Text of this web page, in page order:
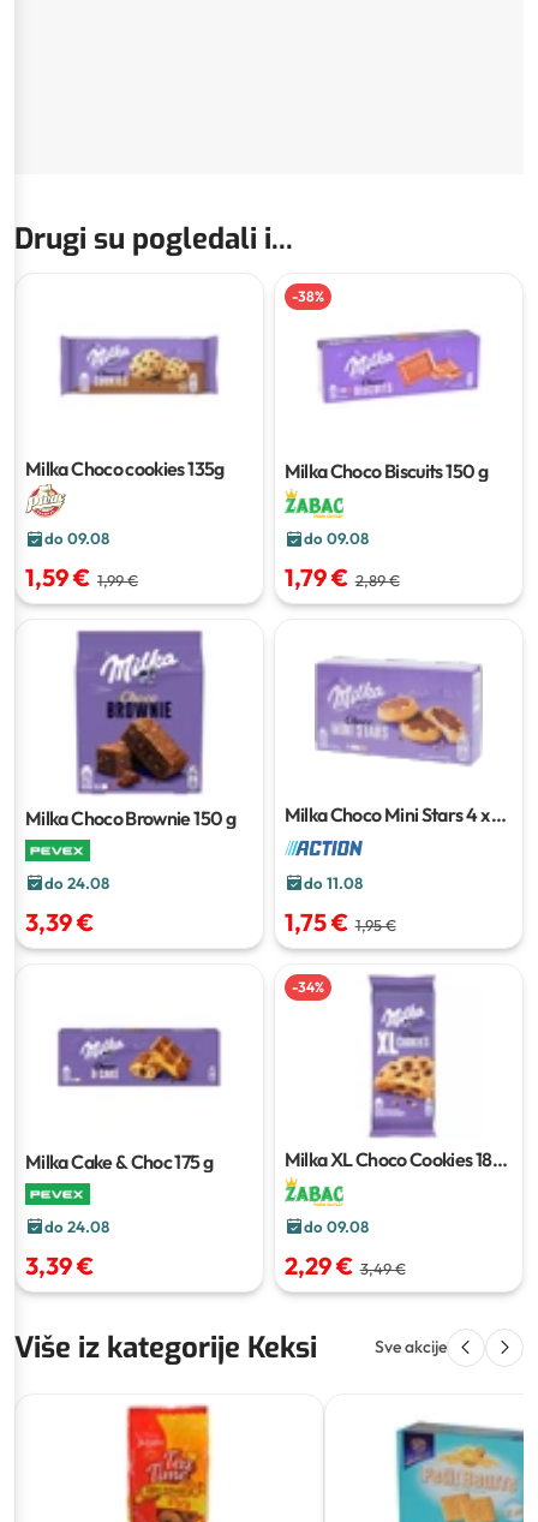
Drugi su pogledali i...
Milka Choco cookies135g
do 09.08
1,59 € 1,99 €
-38%
Milka Choco Biscuits150 g
do 09.08
1,79 € 2,89 €
Milka Choco Brownie150 g
do 24.08
3,39 €
Milka Choco Mini Stars4 x 6
komada
do 11.08
1,75 € 1,95 €
Milka Cake & Choc175 g
do 24.08
3,39 €
-34%
Milka XL Choco Cookies184
g
do 09.08
2,29 € 3,49 €
Više iz kategorije Keksi Sve akcije